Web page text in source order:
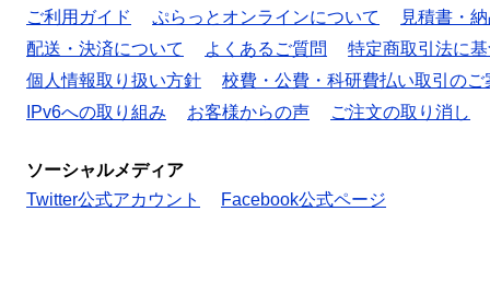
ご利用ガイド
ぷらっとオンラインについて
見積書・
配送・決済について
よくあるご質問
特定商取引法に
個人情報取り扱い方針
校費・公費・科研費払い取引のご
IPv6への取り組み
お客様からの声 ご注文の取り消し
ソーシャルメディア
Twitter公式アカウント
Facebook公式ページ